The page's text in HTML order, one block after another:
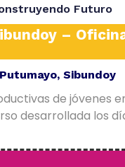
Futuro
–
Putumayo, Sibundoy
de jóvenes
desarrollada los